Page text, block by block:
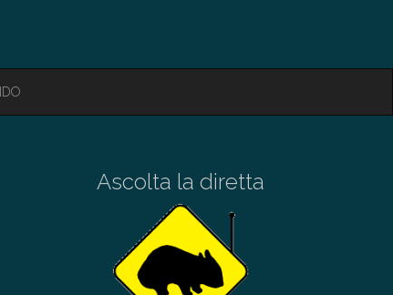
Ascolta la diretta